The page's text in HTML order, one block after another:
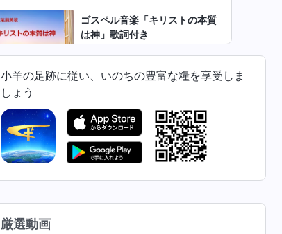
6:21
ゴスペル音楽「キリストの本質
は神」歌詞付き
5:22
キリスト教賛美歌「受肉の神だ
小羊の足跡に従い、いのちの豊富な糧を享受しま
しょう
厳選動画